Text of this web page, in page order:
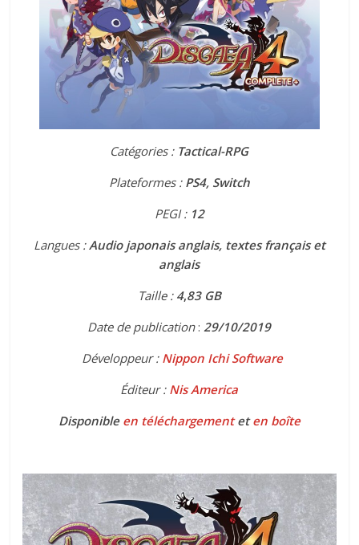
Catégories : Tactical-RPG
Plateformes : PS4, Switch
PEGI : 12
Langues : Audio japonais anglais, textes français et
anglais
Taille : 4,83 GB
Date de publication: 29/10/2019
Développeur : Nippon Ichi Software
Éditeur : Nis America
Disponible en téléchargementeten boîte